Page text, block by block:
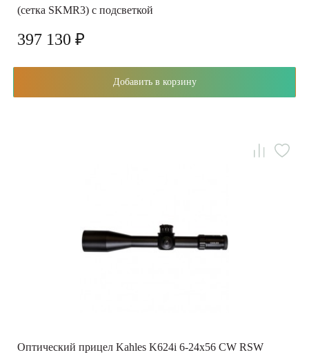
(сетка SKMR3) с подсветкой
397 130 ₽
Добавить в корзину
Оптический прицел Kahles K624i 6-24x56 CW RSW